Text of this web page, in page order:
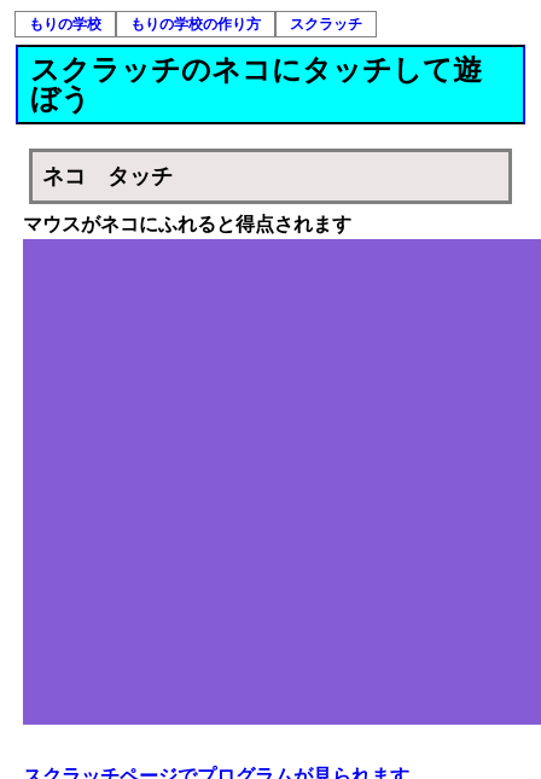
もりの学校 もりの学校の作り方 スクラッチ
スクラッチのネコにタッチして遊
ぼう
ネコ タッチ
マウスがネコにふれると得点されます